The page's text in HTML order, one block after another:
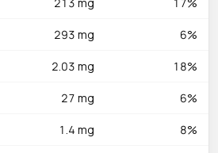
213 mg 17%
293 mg 6%
2.03 mg 18%
27 mg 6%
1.4 mg 8%